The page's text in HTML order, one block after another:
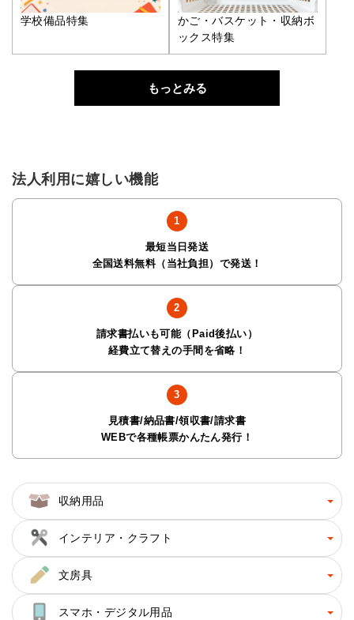
学校備品特集
かご・バスケット・収納ボ
ックス特集
もっとみる
法人利用に嬉しい機能
最短当日発送
全国送料無料（当社負担）で発送！
請求書払いも可能（Paid後払い）
経費立て替えの手間を省略！
見積書/納品書/領収書/請求書
WEBで各種帳票かんたん発行！
収納用品
インテリア・クラフト
文房具
スマホ・デジタル用品